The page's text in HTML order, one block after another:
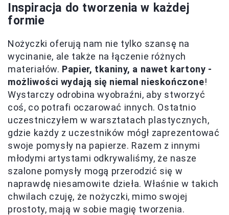
Inspiracja do tworzenia w każdej
formie
Nożyczki oferują nam nie tylko szansę na
wycinanie, ale także na łączenie różnych
materiałów. Papier, tkaniny, a nawet kartony -
możliwości wydają się niemal nieskończone!
Wystarczy odrobina wyobraźni, aby stworzyć
coś, co potrafi oczarować innych. Ostatnio
uczestniczyłem w warsztatach plastycznych,
gdzie każdy z uczestników mógł zaprezentować
swoje pomysły na papierze. Razem z innymi
młodymi artystami odkrywaliśmy, że nasze
szalone pomysły mogą przerodzić się w
naprawdę niesamowite dzieła. Właśnie w takich
chwilach czuję, że nożyczki, mimo swojej
prostoty, mają w sobie magię tworzenia.